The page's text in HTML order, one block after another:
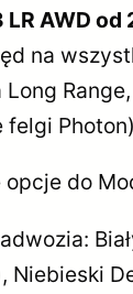
LR AWD
na
felgi Photon)
do
Niebieski